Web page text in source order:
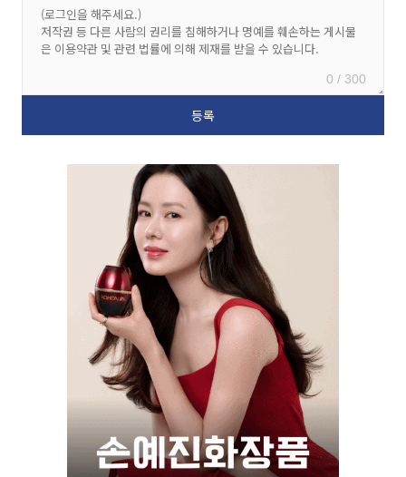
0 / 300